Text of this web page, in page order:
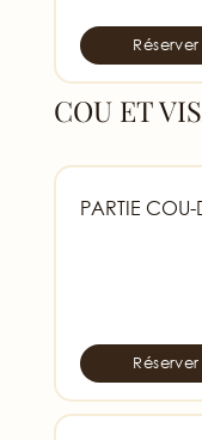
Réserver
COU ET
PARTIE COU-
Réserver